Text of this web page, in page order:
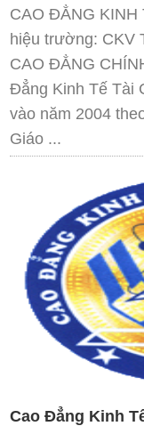
CAO ĐẲNG KINH
hiệu trường: CKV
CAO ĐẲNG
Đẳng Kinh Tế Tài
vào năm 2004
Giáo ...
Cao Đẳng Kinh